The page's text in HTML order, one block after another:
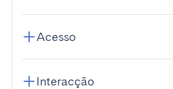
Acesso
Interacção